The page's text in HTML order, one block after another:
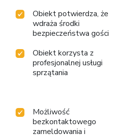
Obiekt potwierdza, że
wdraża środki
bezpieczeństwa gości
Obiekt korzysta z
profesjonalnej usługi
sprzątania
Możliwość
bezkontaktowego
zameldowania i